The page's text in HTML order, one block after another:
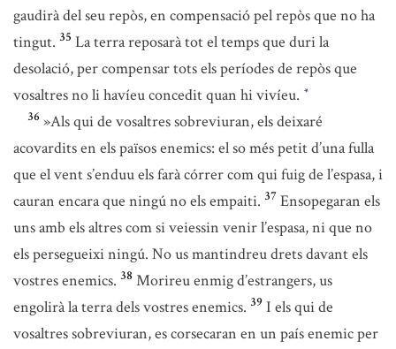
gaudirà del seu repòs, en compensació pel repòs que no ha
tingut. 35 La terra reposarà tot el temps que duri la
desolació, per compensar tots els períodes de repòs que
vosaltres no li havíeu concedit quan hi vivíeu. *
36 »Als qui de vosaltres sobreviuran, els deixaré
acovardits en els països enemics: el so més petit d’una fulla
que el vent s’enduu els farà córrer com qui fuig de l’espasa, i
cauran encara que ningú no els empaiti. 37 Ensopegaran els
uns amb els altres com si veiessin venir l’espasa, ni que no
els persegueixi ningú. No us mantindreu drets davant els
vostres enemics. 38 Morireu enmig d’estrangers, us
engolirà la terra dels vostres enemics. 39 I els qui de
vosaltres sobreviuran, es corsecaran en un país enemic per